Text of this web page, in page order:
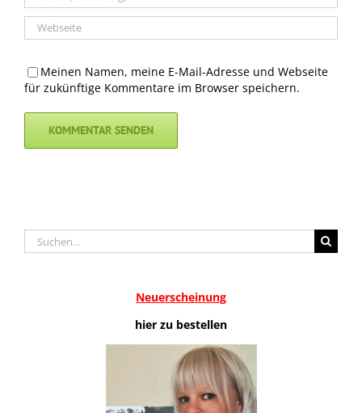
Meinen Namen, meine E-Mail-Adresse und Webseite
für zukünftige Kommentare im Browser speichern.
Suche
nach:
Neuerscheinung
hier zu bestellen